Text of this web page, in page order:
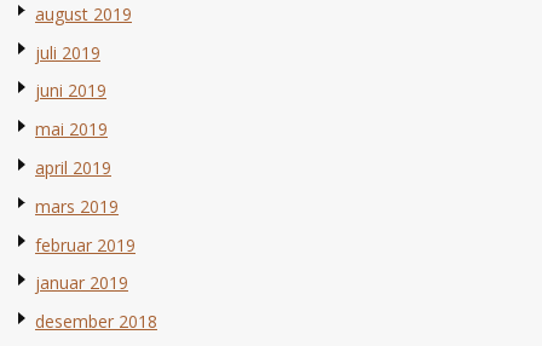
august 2019
juli 2019
juni 2019
mai 2019
april 2019
mars 2019
februar 2019
januar 2019
desember 2018